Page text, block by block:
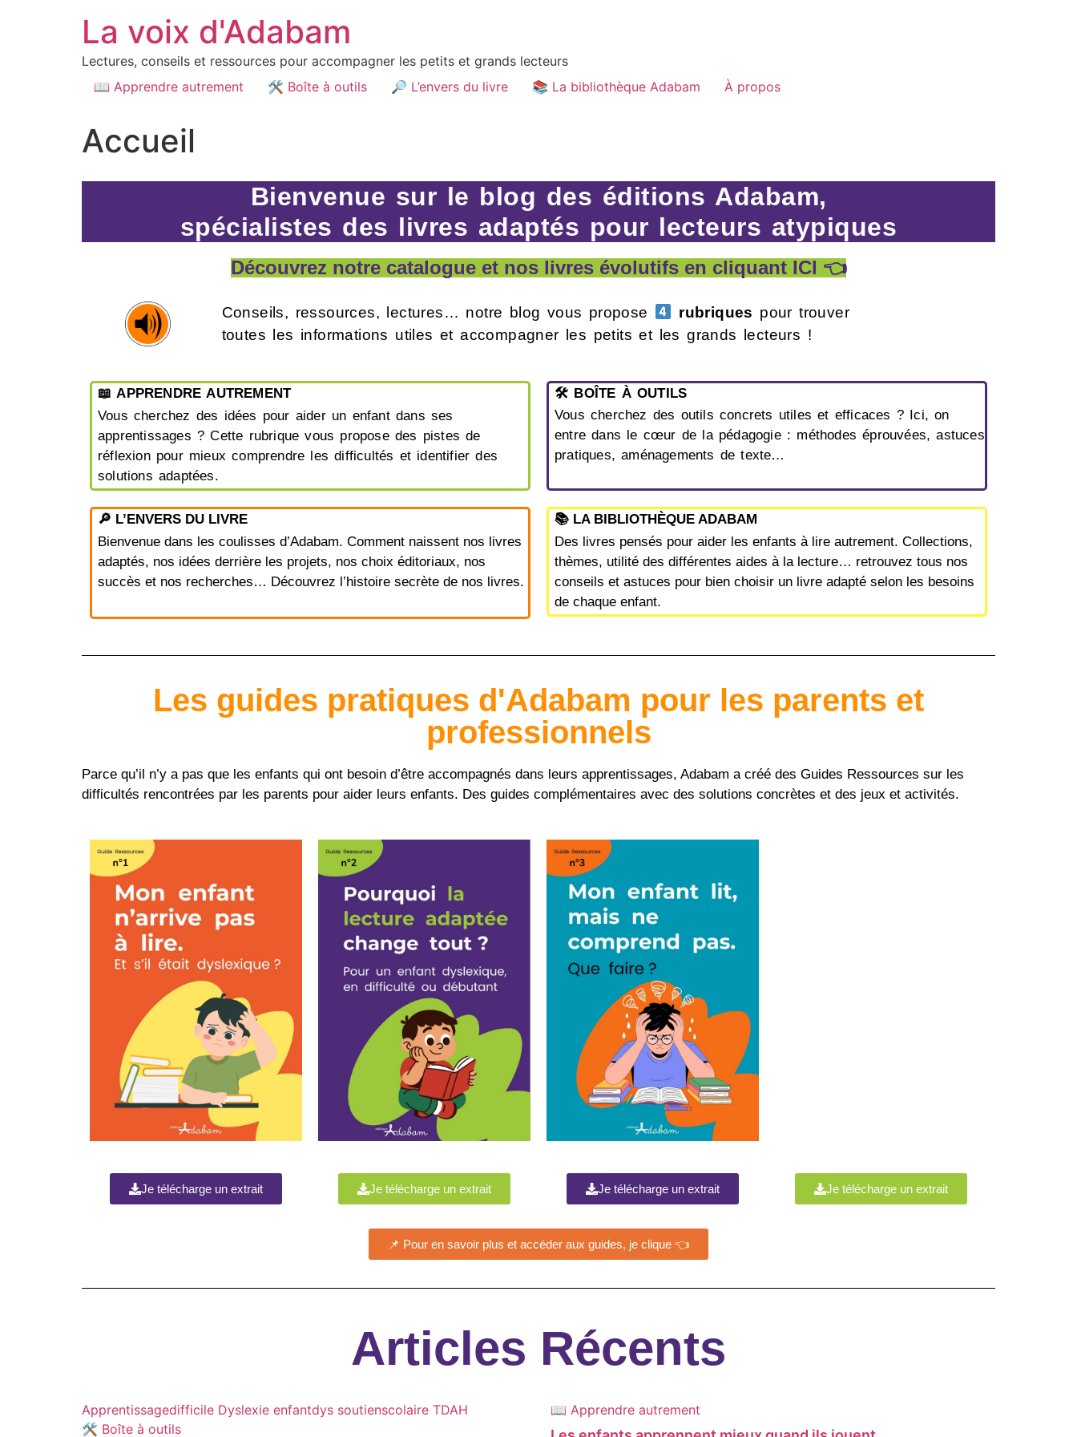
La voix d'Adabam
Lectures, conseils et ressources pour accompagner les petits et grands lecteurs
📖 Apprendre autrement
🛠️ Boîte à outils 🔎 L’envers du livre 📚 La bibliothèque Adabam À propos
Accueil
Bienvenue sur le blog des éditions Adabam,
spécialistes des livres adaptés pour lecteurs atypiques
Découvrez notre catalogue et nos livres évolutifs en cliquant ICI 👈
Conseils, ressources, lectures… notre blog vous propose rubriques pour trouver
toutes les informations utileset accompagner les petits et les grands lecteurs !
📖 APPRENDRE AUTREMENT
Vous cherchez des idées pour aider un enfant dans ses
apprentissages ? Cette rubrique vous propose des pistes de
réflexion pour mieux comprendre les difficultés et identifier des
solutions adaptées.
🛠️ BOÎTE À OUTILS
Vous cherchez des outils concrets utiles et efficaces ? Ici, on
entre dans le cœur de la pédagogie : méthodes éprouvées, astuces
pratiques, aménagements de texte…
🔎 L’ENVERS DU LIVRE
Bienvenue dans les coulisses d’Adabam. Comment naissent nos livres
adaptés, nos idées derrière les projets, nos choix éditoriaux, nos
succès et nos recherches… Découvrez l’histoire secrète de nos livres.
📚 LA BIBLIOTHÈQUE ADABAM
Des livres pensés pour aider les enfants à lire autrement. Collections,
thèmes, utilité des différentes aides à la lecture… retrouvez tous nos
conseils et astuces pour bien choisir un livre adapté selon les besoins
de chaque enfant.
Les guides pratiques d'Adabam pour les parents et
professionnels
Parce qu’il n’y a pas que les enfants qui ont besoin d’être accompagnés dans leurs apprentissages, Adabam a créé des Guides Ressources sur les
difficultés rencontrées par les parents pour aider leurs enfants. Des guides complémentaires avec des solutions concrètes et des jeux et activités.
Je télécharge un extrait Je télécharge un extrait Je télécharge un extrait Je télécharge un extrait
📌 Pour en savoir plus et accéder aux guides, je clique 👈
Articles Récents
Apprentissagedifficile Dyslexie enfantdys soutienscolaire TDAH
🛠️ Boîte à outils
📖 Apprendre autrement